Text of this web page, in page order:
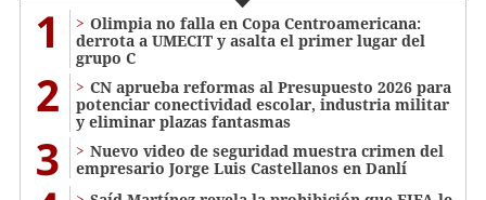
1
Olimpia no falla en Copa Centroamericana:
derrota a UMECIT y asalta el primer lugar del
grupo C
2
CN aprueba reformas al Presupuesto 2026 para
potenciar conectividad escolar, industria militar
y eliminar plazas fantasmas
3
Nuevo video de seguridad muestra crimen del
empresario Jorge Luis Castellanos en Danlí